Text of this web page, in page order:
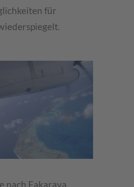
für
nach Fakarava